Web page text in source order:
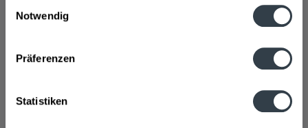
Notwendig
Präferenzen
Statistiken
Martell Cognac reift in speziellen Eichenfässern heran,
welcher ihm seinen einzigartigen Geschmack verleiht.